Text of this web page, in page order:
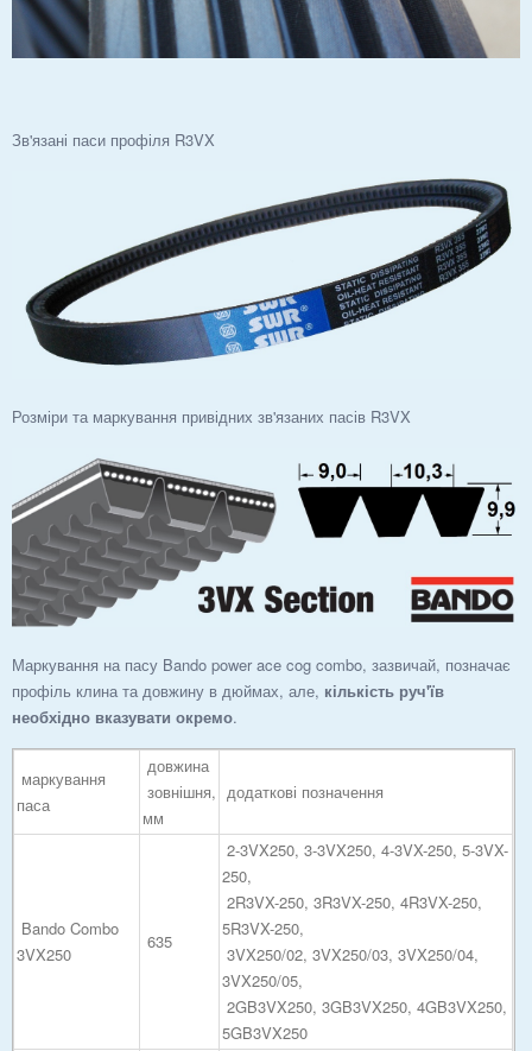
Зв'язані паси профіля R3VX
Розміри та маркування привідних зв'язаних пасів R3VX
Маркування на пасу Bando power ace cog combo, зазвичай, позначає
профіль клина та довжину в дюймах, але, кількість руч'їв
необхідно вказувати окремо.
маркування
паса
довжина
зовнішня,
мм
додаткові позначення
Bando Combo
3VX250
635
2-3VX250, 3-3VX250, 4-3VX-250, 5-3VX-
250,
2R3VX-250, 3R3VX-250, 4R3VX-250,
5R3VX-250,
3VX250/02, 3VX250/03, 3VX250/04,
3VX250/05,
2GB3VX250, 3GB3VX250, 4GB3VX250,
5GB3VX250